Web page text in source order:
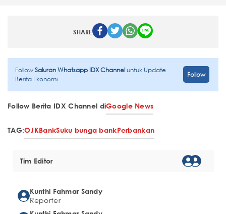
SHARE
FollowSaluran Whatsapp IDX Channeluntuk Update
Berita Ekonomi
Follow
Follow Berita IDX Channel diGoogle News
TAG:OJKBankSuku bunga bankPerbankan
Tim Editor
Kunthi Fahmar Sandy
Reporter